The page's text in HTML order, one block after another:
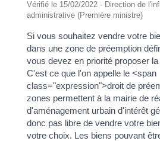
Vérifié le 15/02/2022 - Direction de
administrative (Première ministre)
Si vous souhaitez vendre votre
dans une zone de préemption
vous devez en priorité proposer
C'est ce que l'on appelle le <span
class="expression">droit de
zones permettent à la mairie de
d'aménagement urbain d'intérêt
donc pas libre de vendre votre
votre choix. Les biens pouvant